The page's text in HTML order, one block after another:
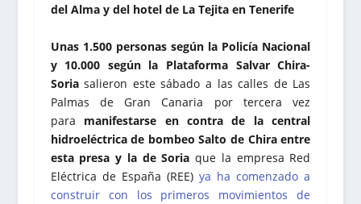
del Alma y del hotel de La Tejita en Tenerife
Unas 1.500 personas según la Policía Nacional
y 10.000 según la Plataforma Salvar Chira-
Soriasalieron este sábado a las calles de Las
Palmas de Gran Canaria por tercera vez
para manifestarse en contra de la central
hidroeléctrica de bombeo Salto de Chira entre
esta presa y la de Soriaque la empresa Red
Eléctrica de España (REE)ya ha comenzado a
construir con los primeros movimientos de